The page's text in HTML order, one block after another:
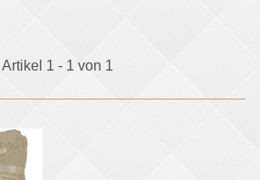
Artikel 1 - 1 von 1